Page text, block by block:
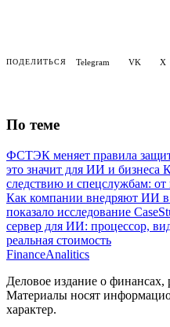
ПОДЕЛИТЬСЯ Telegram VK X
По теме
ФСТЭК меняет правила
это значит для ИИ и бизнеса
следствию и спецслужбам:
Как компании внедряют ИИ в
показало исследование
сервер для ИИ: процессор,
реальная стоимость
FinanceAnalitics
Деловое издание о
Материалы носят
характер.